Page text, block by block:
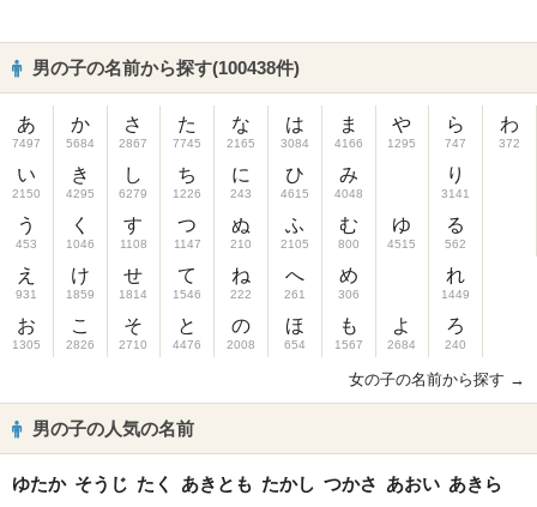
男の子の名前から探す(100438件)
あ
7497
い
2150
う
453
え
931
お
1305
か
5684
き
4295
く
1046
け
1859
こ
2826
さ
2867
し
6279
す
1108
せ
1814
そ
2710
た
7745
ち
1226
つ
1147
て
1546
と
4476
な
2165
に
243
ぬ
210
ね
222
の
2008
は
3084
ひ
4615
ふ
2105
へ
261
ほ
654
ま
4166
み
4048
む
800
め
306
も
1567
や
1295
ゆ
4515
よ
2684
ら
747
り
3141
る
562
れ
1449
ろ
240
わ
372
女の子の名前から探す →
男の子の人気の名前
ゆたか そうじ たく あきとも たかし つかさ あおい あきら